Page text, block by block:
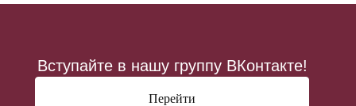
Вступайте в нашу группу ВКонтакте!
Перейти